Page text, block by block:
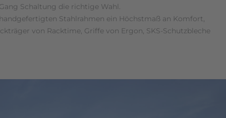
Schaltung die richtige Wahl.
Stahlrahmen ein Höchstmaß an Komfort,
von Racktime, Griffe von Ergon, SKS-Schutzbleche